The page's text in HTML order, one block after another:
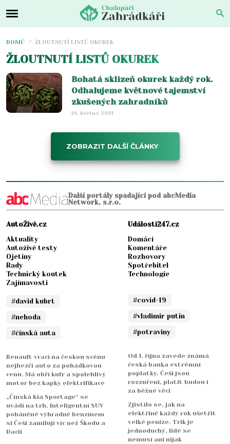
DOMŮ ŽLOUTNUTÍ LISTŮ OKUREK
ŽLOUTNUTÍ LISTŮ OKUREK
Bohatá sklizeň okurek každý rok.
Odhalujeme květnové tajemství
zkušených zahradníků
18. května 2021
ZOBRAZIT DALŠÍ ČLÁNKY
Další portály spadající pod abcMedia
Network, s.r.o.
AutoŽivě.cz
Aktuality
Autoživě testy
Ojetiny
Rady
Technický koutek
Zajímavosti
#david kubrt
#nehoda
#čínská auta
Renault vrací na českou scénu
nejhezčí auto za pohádkovou
cenu. Má obří kufr a spolehlivý
motor bez kapky elektrifikace
„Čínská Kia Sportage“ se
uvádí na trh. Inteligentní SUV
poháněné výhradně benzínem
si Češi zamilují víc než Škodu a
Dacii
Události247.cz
Domácí
Komentáře
Rozhovory
Spotřebitel
Technologie
#covid-19
#vladimir putin
#potraviny
Od 1. října zavede známá
česká banka extrémní
poplatky. Češi jsou
rozzuřeni, platit budou i
za běžné věci
Zjistilo se, jak na
elektřině každý rok ušetřit
velké peníze. Trik je
jednoduchý, lidé se
nemusí ani nijak